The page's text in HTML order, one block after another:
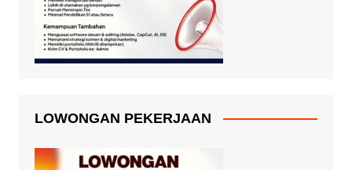
LOWONGAN PEKERJAAN